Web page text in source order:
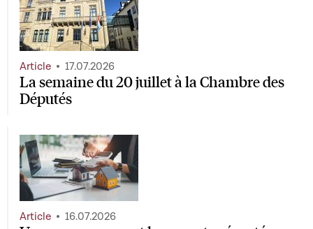
La semaine du 20 juillet à la Chambre des
Députés
Article 17.07.2026
Article 16.07.2026